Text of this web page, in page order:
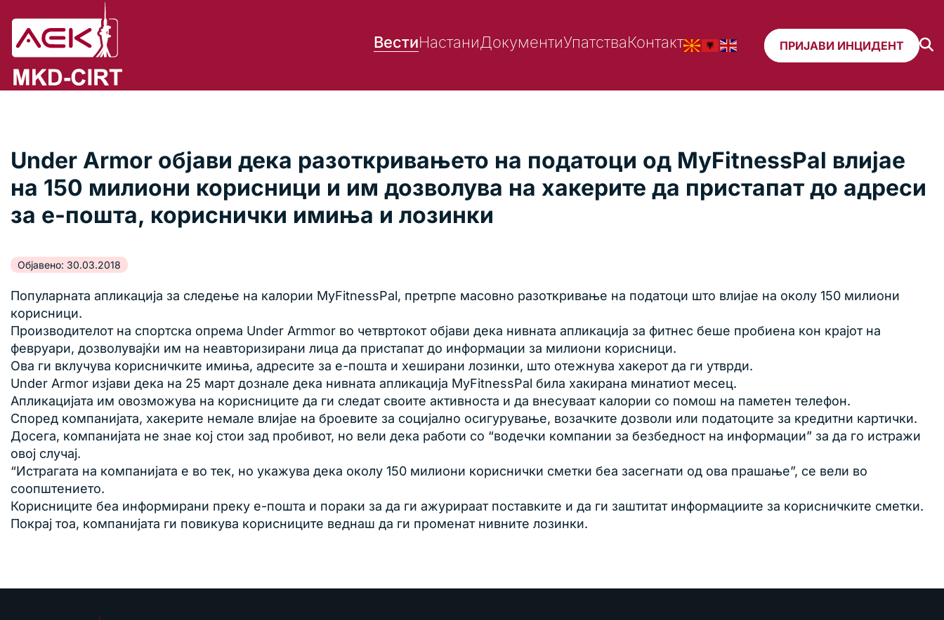
ВестиНастаниДокументиУпатстваКонтакт ПРИЈАВИ ИНЦИДЕНТ
Under Armor објави дека разоткривањето на податоци од MyFitnessPal влијае
на 150 милиони корисници и им дозволува на хакерите да пристапат до адреси
за е-пошта, кориснички имиња и лозинки
Објавено: 30.03.2018
Популарната апликација за следење на калории MyFitnessPal, претрпе масовно разоткривање на податоци што влијае на околу 150 милиони
корисници.
Производителот на спортска опрема Under Armmor во четвртокот објави дека нивната апликација за фитнес беше пробиена кон крајот на
февруари, дозволувајќи им на неавторизирани лица да пристапат до информации за милиони корисници.
Ова ги вклучува корисничките имиња, адресите за е-пошта и хеширани лозинки, што отежнува хакерот да ги утврди.
Under Armor изјави дека на 25 март дознале дека нивната апликација MyFitnessPal била хакирана минатиот месец.
Апликацијата им овозможува на корисниците да ги следат своите активноста и да внесуваат калории со помош на паметен телефон.
Според компанијата, хакерите немале влијае на броевите за социјално осигурување, возачките дозволи или податоците за кредитни картички.
Досега, компанијата не знае кој стои зад пробивот, но вели дека работи со “водечки компании за безбедност на информации” за да го истражи
овој случај.
“Истрагата на компанијата е во тек, но укажува дека околу 150 милиони кориснички сметки беа засегнати од ова прашање”, се вели во
соопштението.
Корисниците беа информирани преку е-пошта и пораки за да ги ажурираат поставките и да ги заштитат информациите за корисничките сметки.
Покрај тоа, компанијата ги повикува корисниците веднаш да ги променат нивните лозинки.